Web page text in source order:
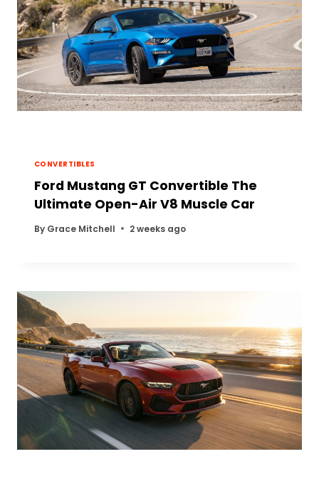
CONVERTIBLES
Ford Mustang GT Convertible The
Ultimate Open-Air V8 Muscle Car
By Grace Mitchell 2 weeks ago